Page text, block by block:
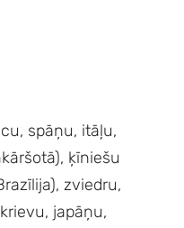
spāņu, itāļu,
ķīniešu
zviedru,
japāņu,